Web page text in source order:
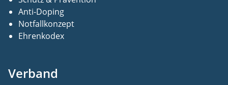
Anti-Doping
Notfallkonzept
Ehrenkodex
Verband